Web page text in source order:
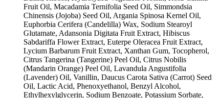
Fruit Oil, Macadamia Ternifolia Seed Oil, Simmondsia
Chinensis (Jojoba) Seed Oil, Argania Spinosa Kernel Oil,
Euphorbia Cerifera (Candelilla) Wax, Sodium Stearoyl
Glutamate, Adansonia Digitata Fruit Extract, Hibiscus
Sabdariffa Flower Extract, Euterpe Oleracea Fruit Extract,
Lycium Barbarum Fruit Extract, Xanthan Gum, Tocopherol,
Citrus Tangerina (Tangerine) Peel Oil, Citrus Nobilis
(Mandarin Orange) Peel Oil, Lavandula Angustifolia
(Lavender) Oil, Vanillin, Daucus Carota Sativa (Carrot) Seed
Oil, Lactic Acid, Phenoxyethanol, Benzyl Alcohol,
Ethylhexylglycerin, Sodium Benzoate, Potassium Sorbate,